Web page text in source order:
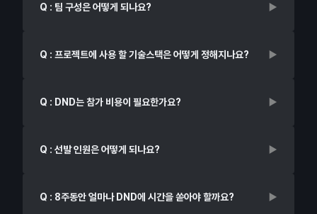
Q : 팀 구성은 어떻게 되나요?
Q : 프로젝트에 사용 할 기술스택은 어떻게 정해지나요?
Q : DND는 참가 비용이 필요한가요?
Q : 선발 인원은 어떻게 되나요?
Q : 8주동안 얼마나 DND에 시간을 쏟아야 할까요?